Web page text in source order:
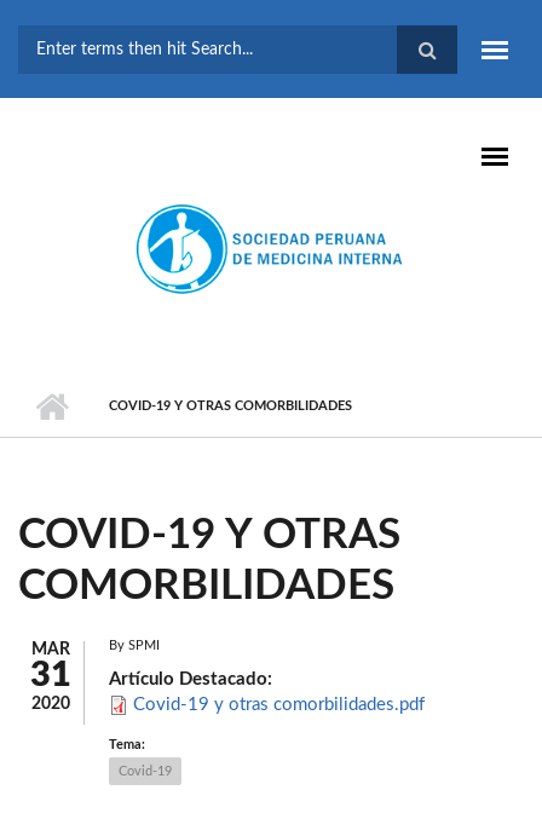
BÚSQUEDA
COVID-19 Y OTRAS COMORBILIDADES
COVID-19 Y OTRAS
COMORBILIDADES
MAR
31
2020
By SPMI
Artículo Destacado:
Covid-19 y otras comorbilidades.pdf
Tema:
Covid-19